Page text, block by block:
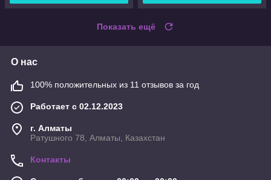
Показать ещё
О нас
100% положительных из 11 отзывов за год
Работает с 02.12.2023
г. Алматы
Ратушного 78, Алматы, Казахстан
Контакты